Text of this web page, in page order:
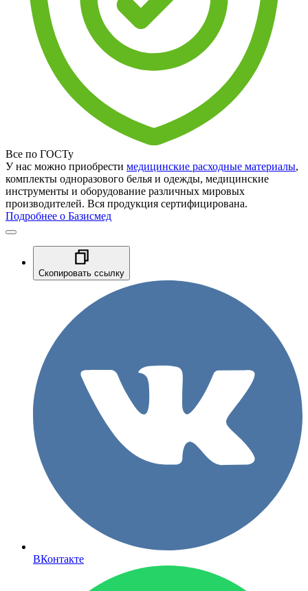
Все по ГОСТу
У нас можно приобрести медицинские расходные материалы,
комплекты одноразового белья и одежды, медицинские
инструменты и оборудование различных мировых
производителей. Вся продукция сертифицирована.
Подробнее о Базисмед
Скопировать ссылку
ВКонтакте